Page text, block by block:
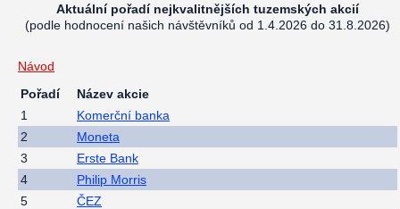
Aktuální pořadí nejkvalitnějších tuzemských akcií
(podle hodnocení našich návštěvníků od 1.4.2026 do 31.8.2026)
Návod
Pořadí
Název akcie
1
Komerční banka
2
Moneta
3
Erste Bank
4
Philip Morris
5
ČEZ